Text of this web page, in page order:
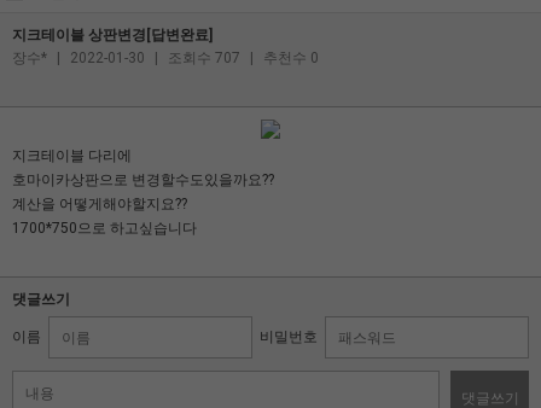
지크테이블 상판변경[답변완료]
장수*
2022-01-30 조회수 707 추천수 0
지크테이블 다리에
호마이카상판으로 변경할수도있을까요??
계산을 어떻게해야할지요??
1700*750으로 하고싶습니다
댓글쓰기
이름 비밀번호
댓글쓰기